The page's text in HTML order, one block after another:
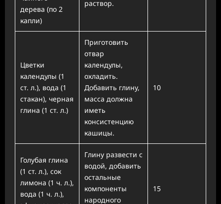
дерева (по 2
капли)
раствор.
Цветки
календулы (1
ст. л.), вода (1
стакан), черная
глина (1 ст. л.)
Приготовить
отвар
календулы,
охладить.
Добавить глину,
масса должна
иметь
консистенцию
кашицы.
10
Голубая глина
(1 ст. л.), сок
лимона (1 ч. л.),
вода (1 ч. л.),
Глину развести с
водой, добавить
остальные
компоненты
народного
15